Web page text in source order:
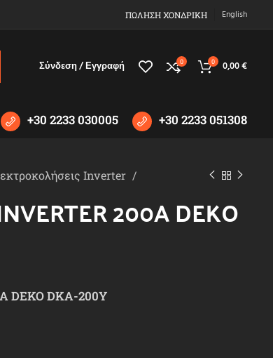
ΠΩΛΗΣΗ ΧΟΝΔΡΙΚΗ English
Σύνδεση / Εγγραφή 0 0 0,00€
+30 2233 030005 +30 2233 051308
Inverter
200A DEKO
DEKO DKA-200Y